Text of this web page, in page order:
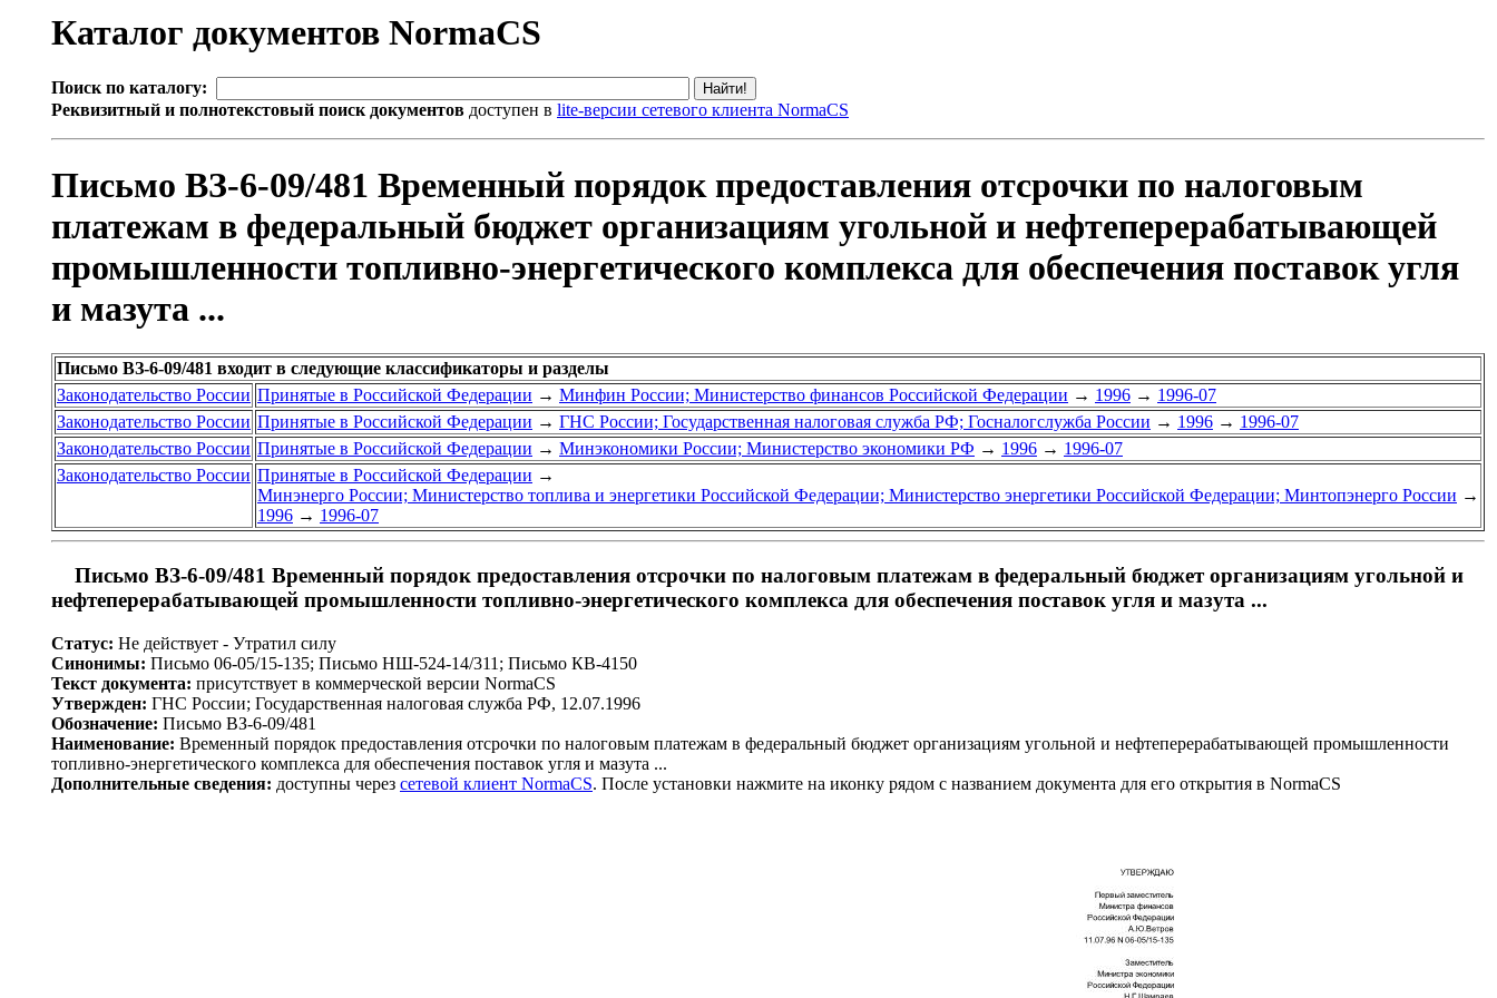
Каталог документов NormaCS
Поиск по каталогу:
Реквизитный и полнотекстовый поиск документов доступен в lite-версии сетевого клиента NormaCS
Письмо ВЗ-6-09/481 Временный порядок предоставления отсрочки по налоговым
платежам в федеральный бюджет организациям угольной и нефтеперерабатывающей
промышленности топливно-энергетического комплекса для обеспечения поставок угля
и мазута ...
Письмо ВЗ-6-09/481 входит в следующие классификаторы и разделы
Законодательство России Принятые в Российской Федерации → Минфин России; Министерство финансов Российской Федерации → 1996 → 1996-07
Законодательство России Принятые в Российской Федерации → ГНС России; Государственная налоговая служба РФ; Госналогслужба России → 1996 → 1996-07
Законодательство России Принятые в Российской Федерации → Минэкономики России; Министерство экономики РФ → 1996 → 1996-07
Законодательство России Принятые в Российской Федерации →
Минэнерго России; Министерство топлива и энергетики Российской Федерации; Министерство энергетики Российской Федерации; Минтопэнерго России →
1996 → 1996-07
Письмо ВЗ-6-09/481 Временный порядок предоставления отсрочки по налоговым платежам в федеральный бюджет организациям угольной и
нефтеперерабатывающей промышленности топливно-энергетического комплекса для обеспечения поставок угля и мазута ...
Статус: Не действует - Утратил силу
Синонимы: Письмо 06-05/15-135; Письмо НШ-524-14/311; Письмо КВ-4150
Текст документа: присутствует в коммерческой версии NormaCS
Утвержден: ГНС России; Государственная налоговая служба РФ, 12.07.1996
Обозначение: Письмо ВЗ-6-09/481
Наименование: Временный порядок предоставления отсрочки по налоговым платежам в федеральный бюджет организациям угольной и нефтеперерабатывающей промышленности
топливно-энергетического комплекса для обеспечения поставок угля и мазута ...
Дополнительные сведения: доступны через сетевой клиент NormaCS. После установки нажмите на иконку рядом с названием документа для его открытия в NormaCS